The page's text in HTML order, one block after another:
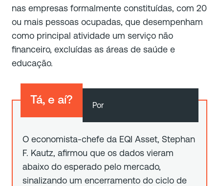
nas empresas formalmente constituídas, com 20
ou mais pessoas ocupadas, que desempenham
como principal atividade um serviço não
financeiro, excluídas as áreas de saúde e
educação.
Tá, e aí?
O economista-chefe da EQI Asset, Stephan
F. Kautz, afirmou que os dados vieram
abaixo do esperado pelo mercado,
sinalizando um encerramento do ciclo de